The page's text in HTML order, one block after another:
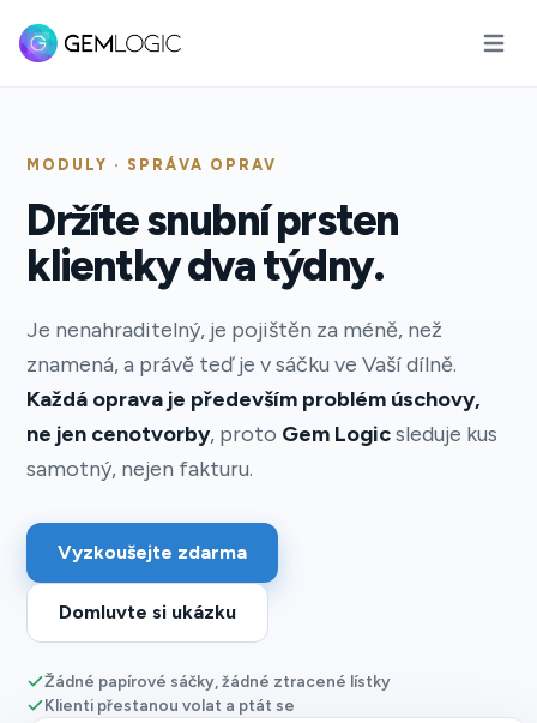
MODULY · SPRÁVA OPRAV
Držíte snubní prsten
klientky dva týdny.
Je nenahraditelný, je pojištěn za méně, než
znamená, a právě teď je v sáčku ve Vaší dílně.
Každá oprava je především problém úschovy,
ne jen cenotvorby, proto Gem Logicsleduje kus
samotný, nejen fakturu.
Vyzkoušejte zdarma
Domluvte si ukázku
Žádné papírové sáčky, žádné ztracené lístky
Klienti přestanou volat a ptát se